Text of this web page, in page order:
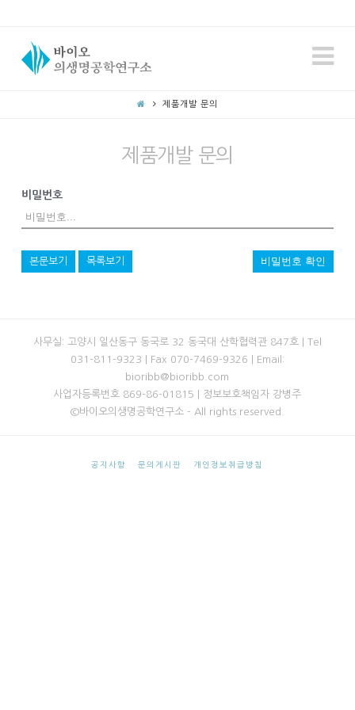
제품개발 문의
제품개발 문의
비밀번호
본문보기 목록보기 비밀번호 확인
사무실: 고양시 일산동구 동국로 32 동국대 산학협력관 847호 | Tel
031-811-9323 | Fax 070-7469-9326 | Email:
bioribb@bioribb.com
사업자등록번호 869-86-01815 | 정보보호책임자 강병주
©바이오의생명공학연구소 - All rights reserved.
공지사항 문의게시판 개인정보취급방침